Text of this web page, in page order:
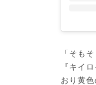
「そも
『キイ
おり黄